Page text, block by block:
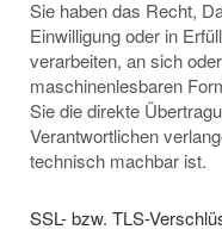
Sie haben das Recht,
Einwilligung oder in
verarbeiten, an sich
maschinenlesbaren
Sie die direkte
Verantwortlichen
technisch machbar ist.
SSL- bzw. TLS-